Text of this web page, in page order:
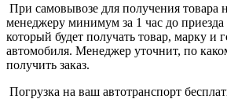
При самовывозе для получения товара
менеджеру минимум за 1 час до
который будет получать товар, марку и
автомобиля. Менеджер уточнит, по
получить заказ.
Погрузка на ваш автотранспорт